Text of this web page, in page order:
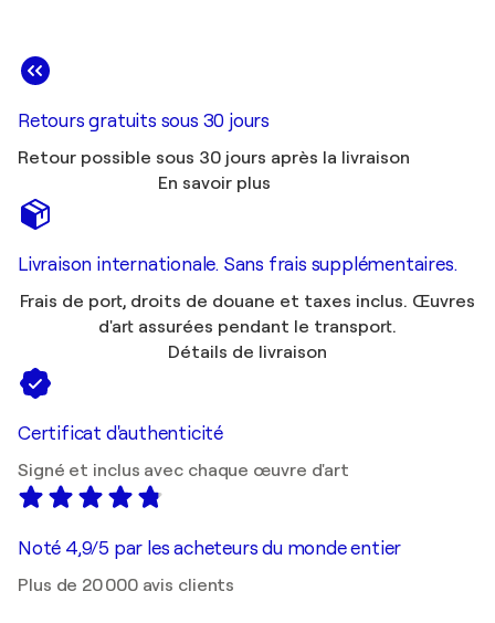
Retours gratuits sous 30 jours
Retour possible sous 30 jours après la livraison
En savoir plus
Livraison internationale. Sans frais supplémentaires.
Frais de port, droits de douane et taxes inclus. Œuvres
d'art assurées pendant le transport.
Détails de livraison
Certificat d'authenticité
Signé et inclus avec chaque œuvre d'art
Noté 4,9/5 par les acheteurs du monde entier
Plus de 20 000 avis clients